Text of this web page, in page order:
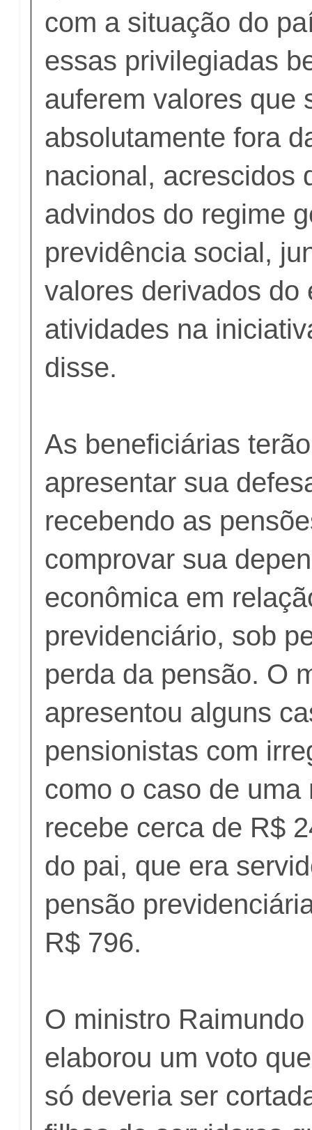
com a situação do
essas privilegiadas
auferem valores que
absolutamente fora
nacional, acrescidos
advindos do regime
previdência social,
valores derivados do
atividades na
disse.
As beneficiárias
apresentar sua
recebendo as
comprovar sua
econômica em
previdenciário, sob
perda da pensão. O
apresentou alguns
pensionistas com
como o caso de uma
recebe cerca de R$
do pai, que era
pensão
R$ 796.
O ministro
elaborou um voto
só deveria ser